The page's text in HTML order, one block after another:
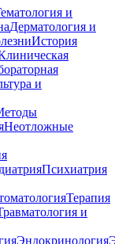
и
Дерматология и
История
и
Неотложные
Психиатрия
Терапия
и
Эндокринология